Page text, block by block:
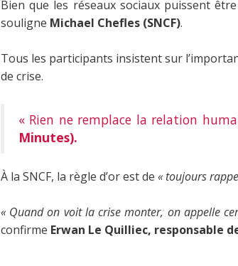
Bien que les réseaux sociaux puissent
souligne Michael Chefles (SNCF).
Tous les participants insistent sur
de crise.
« Rien ne remplace la relation
Minutes).
À la SNCF, la règle d’or est de « toujours
« Quand on voit la crise monter, on appelle
confirme Erwan Le Quilliec, responsable